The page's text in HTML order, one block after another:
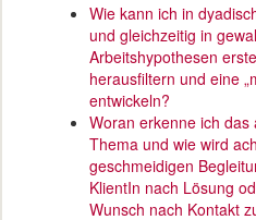
Wie kann ich in
und gleichzeitig in
Arbeitshypothesen
herausfiltern und eine
entwickeln?
Woran erkenne ich
Thema und wie wird
geschmeidigen
KlientIn nach Lösung
Wunsch nach Kontakt